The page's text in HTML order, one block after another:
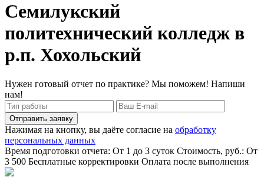
Семилукский
политехнический колледж в
р.п. Хохольский
Нужен готовый отчет по практике? Мы поможем! Напиши
нам!
Отправить заявку
Нажимая на кнопку, вы даёте согласие на обработку
персональных данных
Время подготовки отчета: От 1 до 3 суток Стоимость, руб.: От
3 500 Бесплатные корректировки Оплата после выполнения